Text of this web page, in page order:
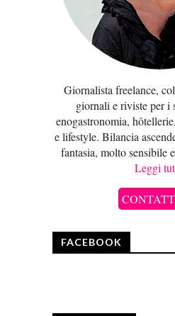
Giornalista freelance,
giornali e riviste per i
enogastronomia,
e lifestyle. Bilancia
fantasia, molto sensibile
Leggi
FACEBOOK